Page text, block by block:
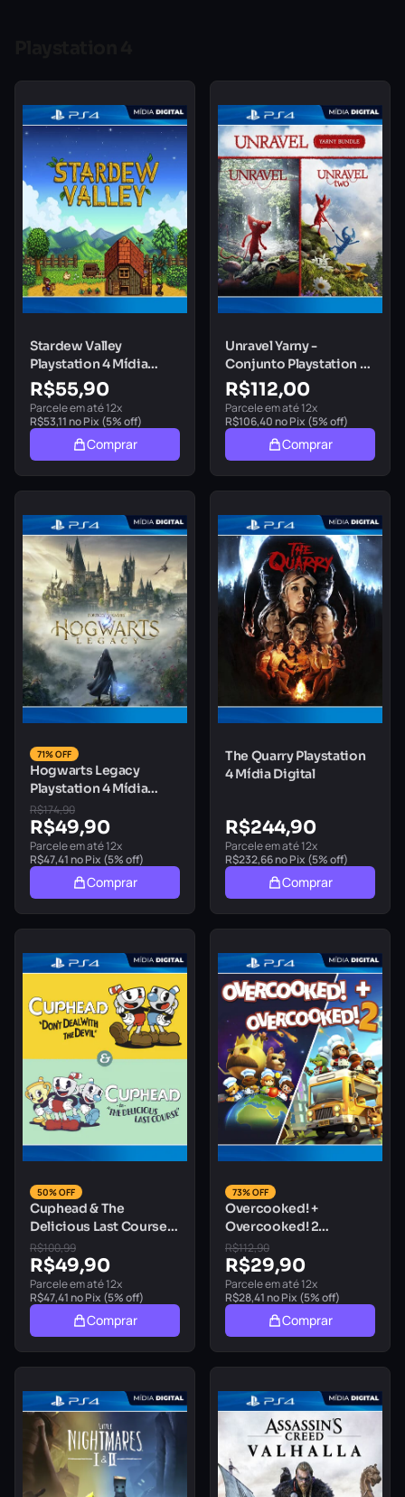
Stardew Valley
Playstation 4 Mídia
Digital
R$55,90
Parcele em até 12x
R$53,11 no Pix (5% off)
Comprar
Unravel Yarny -
Conjunto Playstation 4
Mídia Digital
R$112,00
Parcele em até 12x
R$106,40 no Pix (5% off)
Comprar
71% OFF
Hogwarts Legacy
Playstation 4 Mídia
Digital
R$174,90
R$49,90
Parcele em até 12x
R$47,41 no Pix (5% off)
Comprar
The Quarry Playstation
4 Mídia Digital
R$244,90
Parcele em até 12x
R$232,66no Pix (5% off)
Comprar
50% OFF
Cuphead & The
Delicious Last Course
Playstation 4 Mídia
Digital
R$100,99
R$49,90
Parcele em até 12x
R$47,41 no Pix (5% off)
Comprar
73% OFF
Overcooked! +
Overcooked! 2
Playstation 4 Mídia
Digital
R$112,90
R$29,90
Parcele em até 12x
R$28,41 no Pix (5% off)
Comprar